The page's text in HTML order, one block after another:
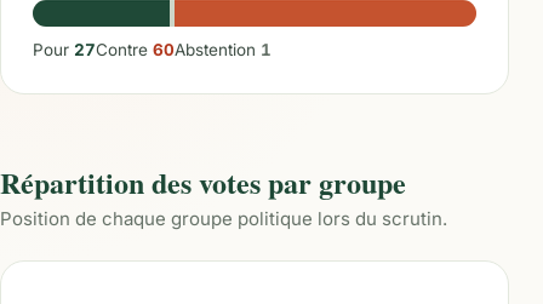
Pour 27Contre 60Abstention 1
Répartition des votes par groupe
Position de chaque groupe politique lors du scrutin.